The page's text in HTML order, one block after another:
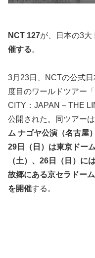
NCT 127が、日本の3大
催する。
3月23日、NCTの公式
度目のワールドツアー
CITY：JAPAN – THE
公開された。同ツアーは
ム ナゴヤ公演（名古屋
29日（日）は東京ドー
（土）、26日（日）に
故郷にある京セラドー
を開催する。